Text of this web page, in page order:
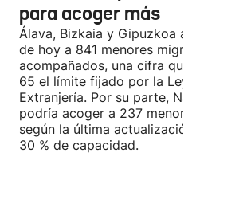
para acoger más
Álava, Bizkaia y Gipuzkoa acogen a
de hoy a 841 menores migrantes no
acompañados, una cifra que supera
65 el límite fijado por la Ley de
Extranjería. Por su parte, Navarra
podría acoger a 237 menores,
según la última actualización, está al
30 % de capacidad.